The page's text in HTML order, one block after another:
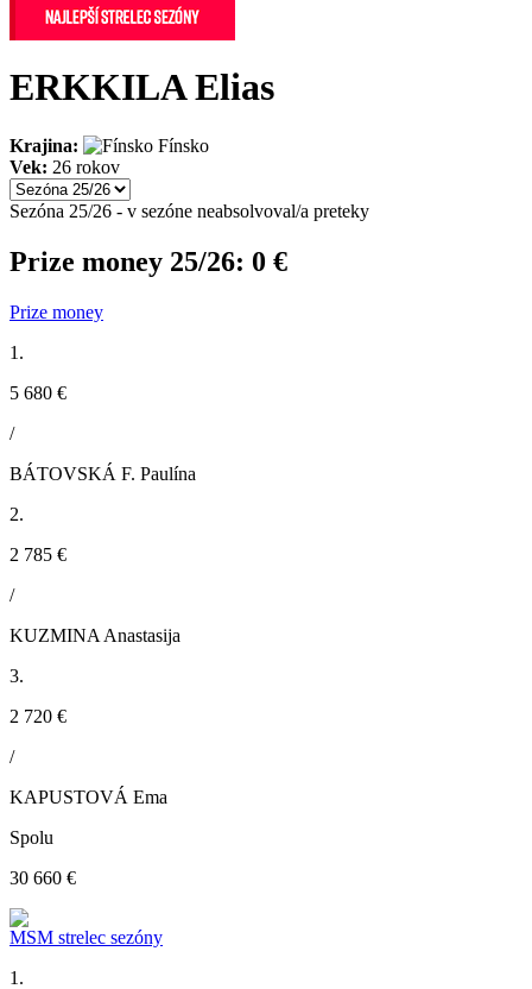
ERKKILA Elias
Krajina:
Fínsko
Vek: 26 rokov
Sezóna 25/26 - v sezóne neabsolvoval/a preteky
Prize money 25/26: 0 €
Prize money
1.
5 680 €
/
BÁTOVSKÁ F. Paulína
2.
2 785 €
/
KUZMINA Anastasija
3.
2 720 €
/
KAPUSTOVÁ Ema
Spolu
30 660 €
MSM strelec sezóny
1.